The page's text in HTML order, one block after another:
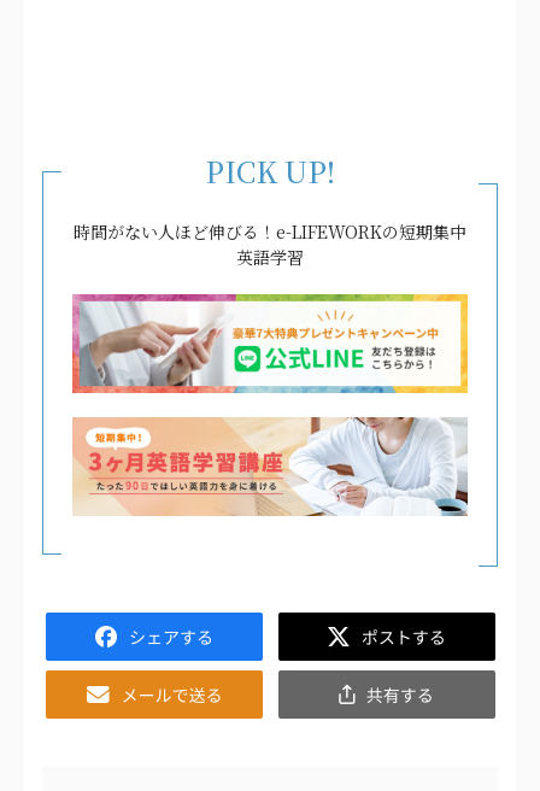
PICK UP!
時間がない人ほど伸びる！e-LIFEWORKの短期集中
英語学習
Facebook
Twitter
Email
共
有